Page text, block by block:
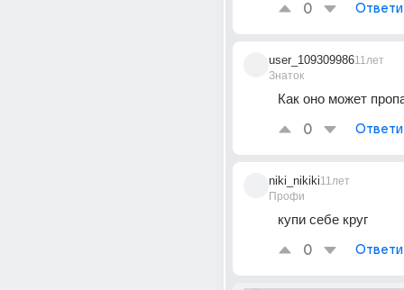
0
user_109309986
Знаток
11лет
Как оно может
0
niki_nikiki
Профи
11лет
купи себе круг
0